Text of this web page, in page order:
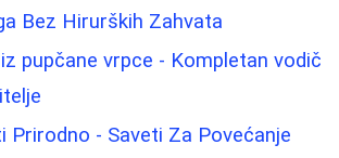
Bez Hirurških Zahvata
pupčane vrpce - Kompletan vodič
Prirodno - Saveti Za Povećanje